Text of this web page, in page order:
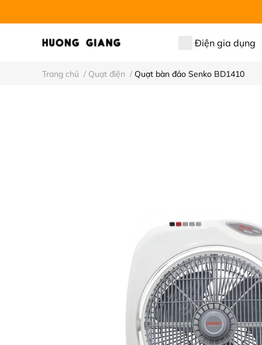
Điện gia dụng
Trang chủ / Quạt điện / Quạt bàn đảo Senko BD1410